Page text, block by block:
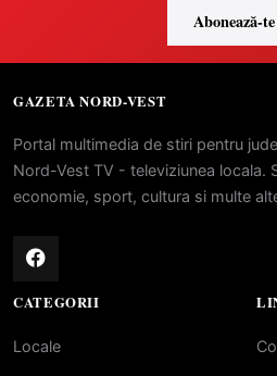
Abonează-te
GAZETA NORD-VEST
Portal multimedia de stiri pentru
Nord-Vest TV - televiziunea locala.
economie, sport, cultura si multe
CATEGORII
Locale